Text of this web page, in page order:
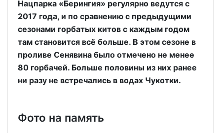
Нацпарка «Берингия» регулярно ведутся с
2017 года, и по сравнению с предыдущими
сезонами горбатых китов с каждым годом
там становится всё больше. В этом сезоне в
проливе Сенявина было отмечено не менее
80 горбачей. Больше половины из них ранее
ни разу не встречались в водах Чукотки.
Фото на память